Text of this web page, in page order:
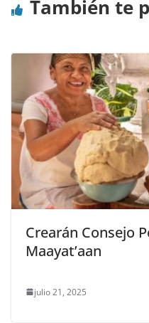
También te
Crearán Consejo
Maayat’aan
julio 21, 2025